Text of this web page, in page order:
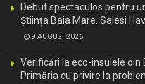
Debut spectaculos pentru
Știința Baia Mare. Salesi
9 AUGUST 2026
Verificări la eco-insulele din
Primăria cu privire la